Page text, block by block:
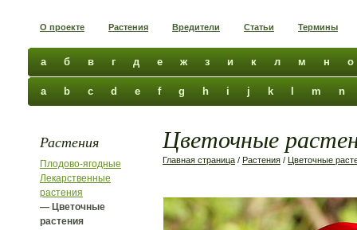
О проекте Растения Вредители Статьи Термины
а б в г д е ж з и к л м н о
a b c d e f g h i j k m n
Растения
Плодово-ягодные
Лекарственные
растения
— Цветочные
растения
Цветочные
Главная страница / Растения / Цветочные